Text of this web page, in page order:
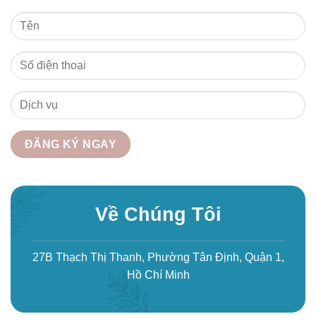
Về Chúng Tôi
27B Thạch Thị Thanh, Phường Tân Định, Quận 1,
Hồ Chí Minh